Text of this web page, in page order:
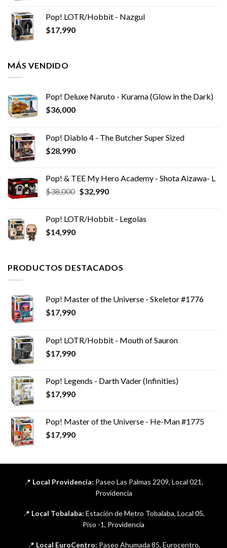
Pop! LOTR/Hobbit - Nazgul
$17,990
MÁS VENDIDO
Pop! Deluxe Naruto - Kurama (Glow in the Dark)
$36,000
Pop! Diablo 4 - The Butcher Super Sized
$28,990
Pop! & TEE My Hero Academy - Shota Aizawa- L
$38,000 El
era:
$32,990El
es:
Pop! LOTR/Hobbit - Legolas
$14,990
PRODUCTOS DESTACADOS
Pop! Master of the Universe - Skeletor #1776
$17,990
Pop! LOTR/Hobbit - Mouth of Sauron
$17,990
Pop! Legends - Darth Vader (Infinities)
$17,990
Pop! Master of the Universe - He-Man #1775
$17,990
📍 Local Providencia: Paseo Las Palmas 2209, Local 021,
Providencia
📍 Local Tobalaba: Estación de Metro Tobalaba, Local 05,
Piso -1, Providencia
📍 Local EuroCentro: Paseo Ahumada 85, Eurocentro,